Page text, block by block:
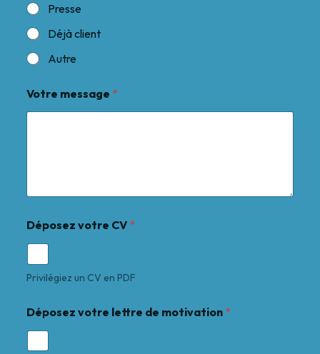
Presse
Déjà client
Autre
Votre message *
Déposez votre CV *
Privilégiez un CV en PDF
Déposez votre lettre de motivation *